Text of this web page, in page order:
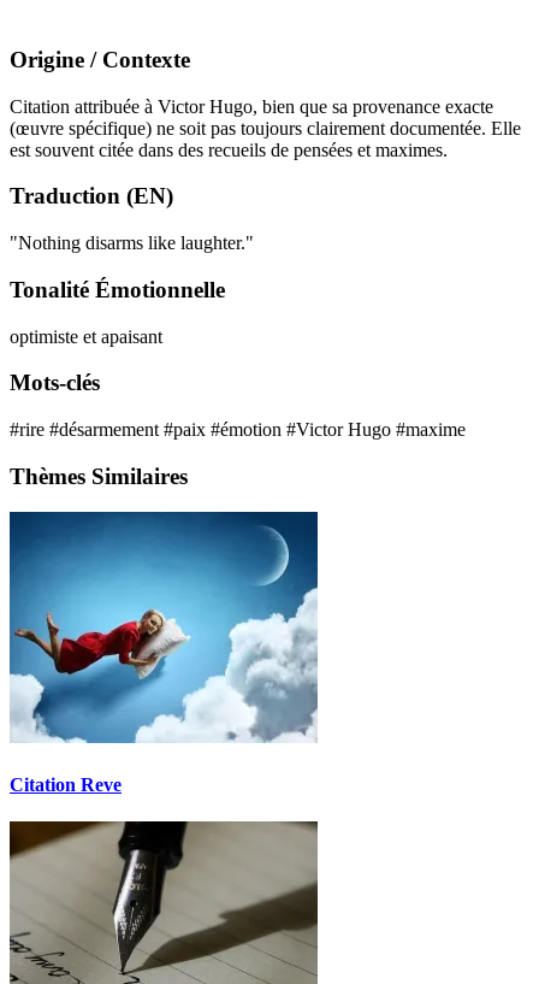
Origine / Contexte
Citation attribuée à Victor Hugo, bien que sa provenance exacte
(œuvre spécifique) ne soit pas toujours clairement documentée. Elle
est souvent citée dans des recueils de pensées et maximes.
Traduction (EN)
"Nothing disarms like laughter."
Tonalité Émotionnelle
optimiste et apaisant
Mots-clés
#rire #désarmement #paix #émotion #Victor Hugo #maxime
Thèmes Similaires
Citation Reve